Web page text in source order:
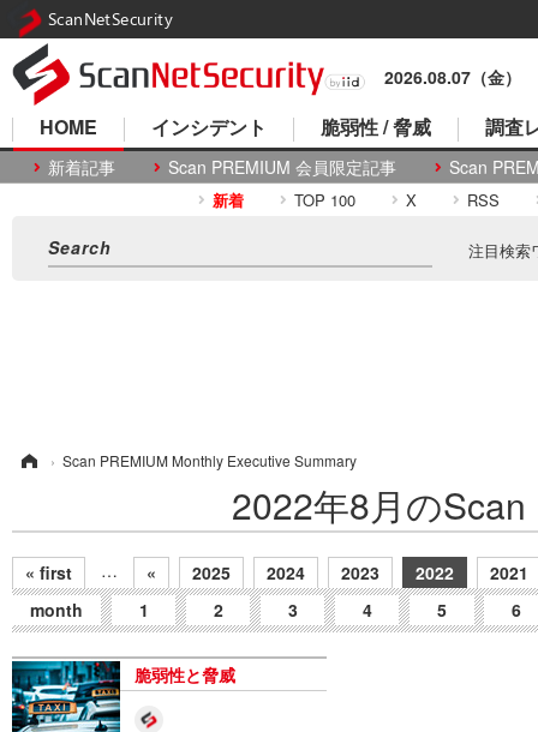
2026.08.07（金）
HOME
新着記事 Scan PREMIUM 会員限定記事 Scan
インシデント 脆弱性 / 脅威 調査
新着 TOP 100 X RSS
注目検索
› Scan PREMIUM Monthly Executive Summary
2022年8月の
« first … « 2025 2024 2023 2022
2021
month
1 2 3 4 5 6
脆弱性と脅威
ScanNetSecurity